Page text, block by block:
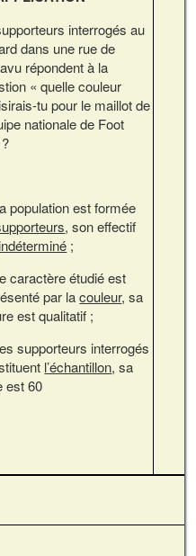
interrogés au
dans une rue de
répondent à la
« quelle couleur
tu pour le maillot de
nationale de Foot
population est formée
, son effectif
indéterminé ;
caractère étudié est
par lacouleur, sa
est qualitatif ;
supporteurs interrogés
l’échantillon, sa
est 60